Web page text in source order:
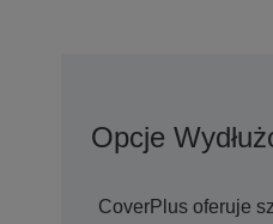
Opcje
CoverPlus oferuje